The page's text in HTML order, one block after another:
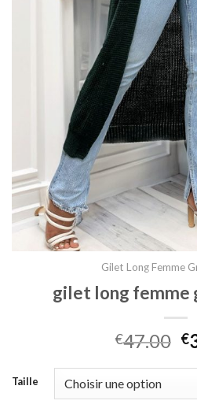
Gilet Long Femme
gilet long femme
€47.00 €
Taille